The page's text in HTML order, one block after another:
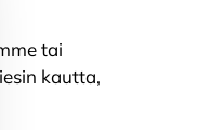
tai
kautta,